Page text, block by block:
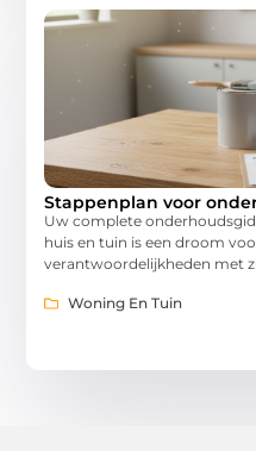
Stappenplan voor
Uw complete
huis en tuin is een droom
verantwoordelijkheden met
Woning En Tuin